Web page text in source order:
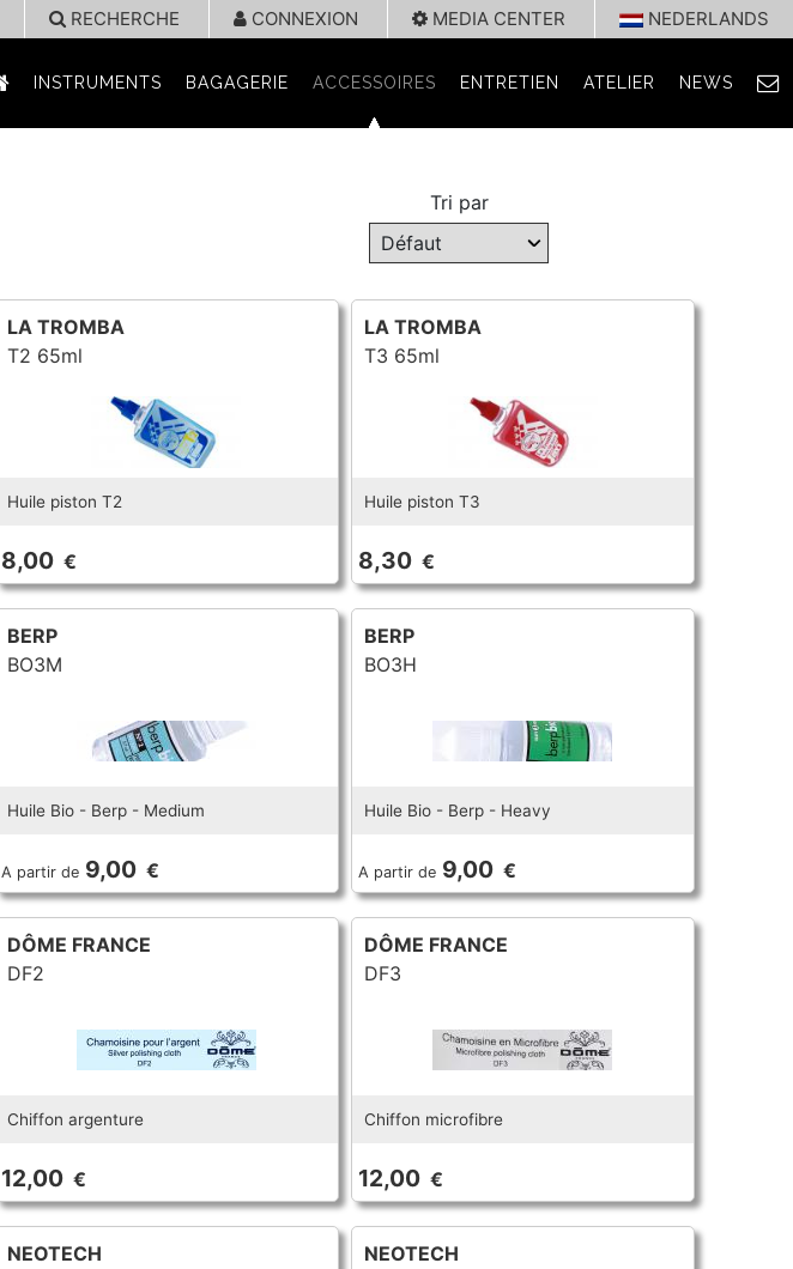
RECHERCHE CONNEXION MEDIA CENTER NEDERLANDS
INSTRUMENTS BAGAGERIE ACCESSOIRES ENTRETIEN ATELIER NEWS
Tri par
LA TROMBA
T2 65ml
Huile piston T2
8,00 €
LA TROMBA
T3 65ml
Huile piston T3
8,30 €
BERP
BO3M
Huile Bio - Berp - Medium
A partir de 9,00 €
BERP
BO3H
Huile Bio - Berp - Heavy
A partir de 9,00 €
DÔME FRANCE
DF2
Chiffon argenture
12,00 €
DÔME FRANCE
DF3
Chiffon microfibre
12,00 €
NEOTECH
NEOTECH